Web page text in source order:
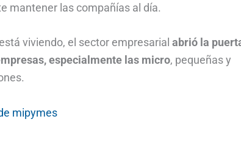
mantener las compañías al día.
viviendo, el sector empresarial abrió la
especialmente las micro, pequeñas y
mipymes